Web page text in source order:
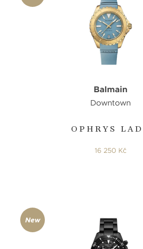
OPHRYS
Balmain
Downtown
16 250 Kč
New